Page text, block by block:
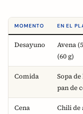
MOMENTO EN EL
Desayuno
Avena
(60 g)
Comida
Sopa
pan de
Cena
Chili de